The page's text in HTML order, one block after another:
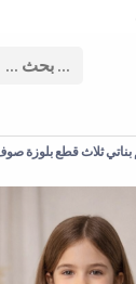
ثلاث قطع بلوزة صوف